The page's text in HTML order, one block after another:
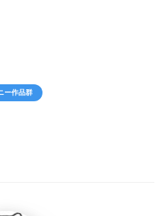
ー作品群